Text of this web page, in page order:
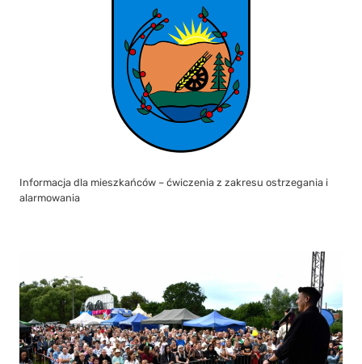
Informacja dla mieszkańców – ćwiczenia z zakresu ostrzegania i
alarmowania